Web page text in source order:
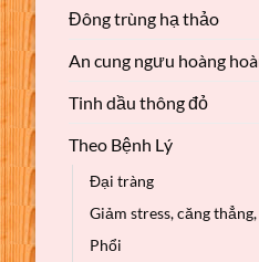
Đông trùng hạ thảo
An cung ngưu hoàng
Tinh dầu thông đỏ
Theo Bệnh Lý
Đại tràng
Giảm stress, căng
Phổi